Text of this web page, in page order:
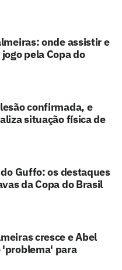
onde assistir e
pela Copa do
confirmada, e
situação física de
Guffo: os destaques
da Copa do Brasil
cresce e Abel
para